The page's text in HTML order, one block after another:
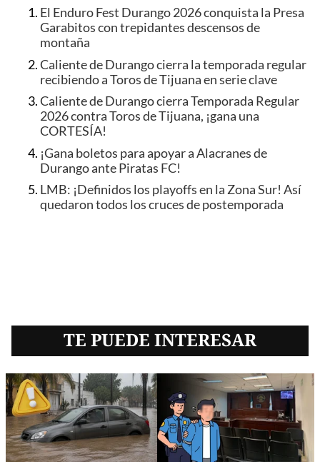
El Enduro Fest Durango 2026 conquista la Presa
Garabitos con trepidantes descensos de
montaña
Caliente de Durango cierra la temporada regular
recibiendo a Toros de Tijuana en serie clave
Caliente de Durango cierra Temporada Regular
2026 contra Toros de Tijuana, ¡gana una
CORTESÍA!
¡Gana boletos para apoyar a Alacranes de
Durango ante Piratas FC!
LMB: ¡Definidos los playoffs en la Zona Sur! Así
quedaron todos los cruces de postemporada
TE PUEDE INTERESAR